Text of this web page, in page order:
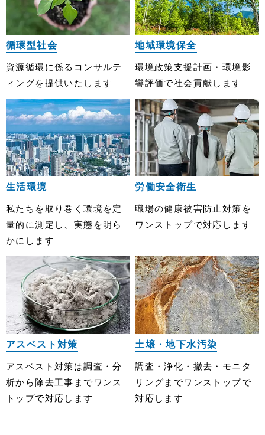
循環型社会
資源循環に係るコンサルテ
ィングを提供いたします
地域環境保全
環境政策⽀援計画・環境影
響評価で社会貢献します
生活環境
私たちを取り巻く環境を定
量的に測定し、実態を明ら
かにします
労働安全衛生
職場の健康被害防⽌対策を
ワンストップで対応します
アスベスト対策
アスベスト対策は調査・分
析から除去⼯事までワンス
トップで対応します
土壌・地下水汚染
調査・浄化・撤去・モニタ
リングまでワンストップで
対応します